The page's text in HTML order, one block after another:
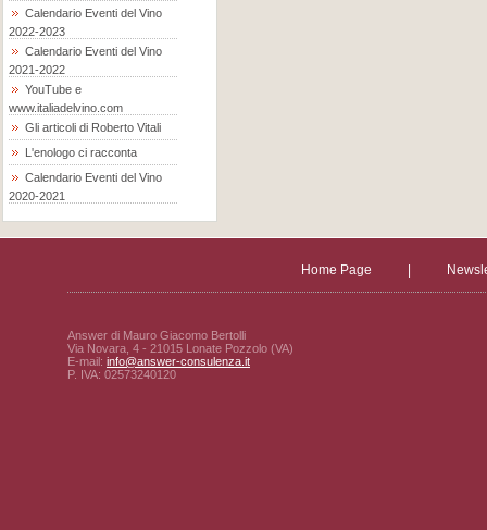
Calendario Eventi del Vino
2022-2023
Calendario Eventi del Vino
2021-2022
YouTube e
www.italiadelvino.com
Gli articoli di Roberto Vitali
L'enologo ci racconta
Calendario Eventi del Vino
2020-2021
Home Page
Answer di Mauro Giacomo Bertolli
Via Novara, 4 - 21015 Lonate Pozzolo (VA)
E-mail: info@answer-consulenza.it
P. IVA: 02573240120